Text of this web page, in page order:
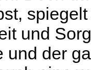
und
und der